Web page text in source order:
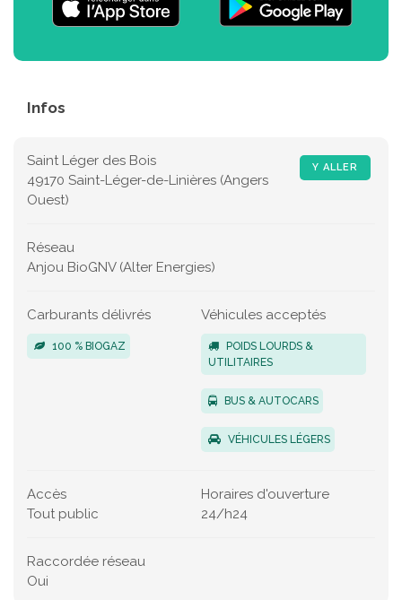
Infos
Y ALLER
Saint Léger des Bois
49170 Saint-Léger-de-Linières (Angers
Ouest)
Réseau
Anjou BioGNV (Alter Energies)
Carburants délivrés
100 % BIOGAZ
Véhicules acceptés
POIDS LOURDS &
UTILITAIRES
BUS & AUTOCARS
VÉHICULES LÉGERS
Accès
Tout public
Horaires d'ouverture
24/h24
Raccordée réseau
Oui